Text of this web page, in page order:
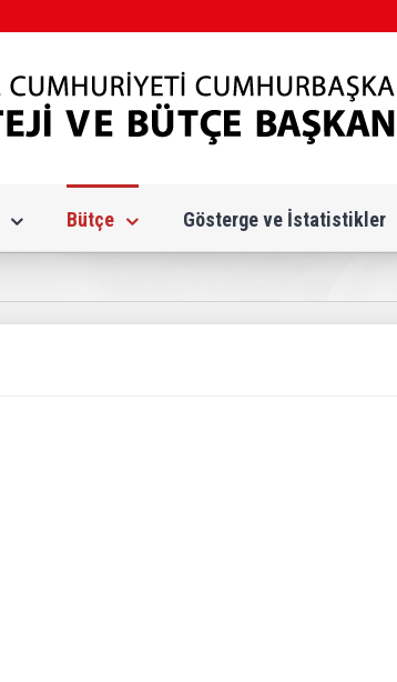
Bütçe Gösterge ve İstatistikler